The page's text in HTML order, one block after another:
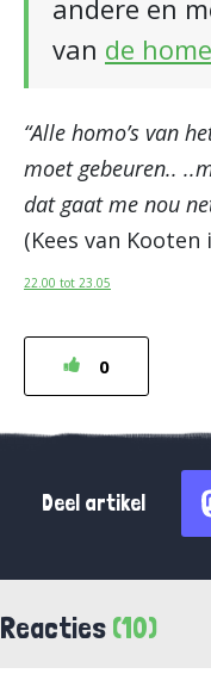
andere en
van de
“Alle homo’s van
moet gebeuren..
dat gaat me nou
(Kees van Kooten
22.00 tot 23.05
0
Deel artikel
Reacties (10)